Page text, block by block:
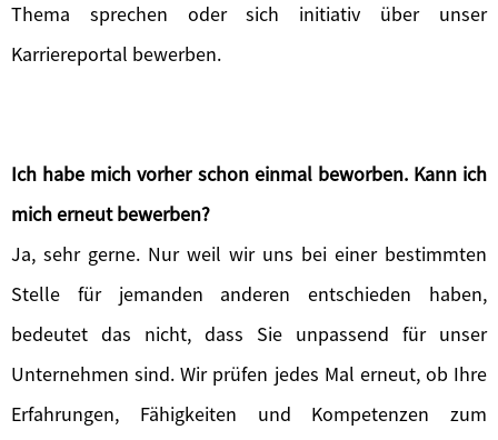
Thema sprechen oder sich initiativ über unser
Karriereportal bewerben.
Ich habe mich vorher schon einmal beworben. Kann ich
mich erneut bewerben?
Ja, sehr gerne. Nur weil wir uns bei einer bestimmten
Stelle für jemanden anderen entschieden haben,
bedeutet das nicht, dass Sie unpassend für unser
Unternehmen sind. Wir prüfen jedes Mal erneut, ob Ihre
Erfahrungen, Fähigkeiten und Kompetenzen zum